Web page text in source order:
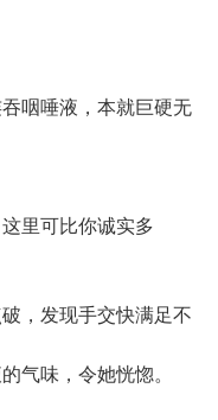
咽唾液，本就巨硬无
里可比你诚实多
，发现手交快满足不
气味，令她恍惚。